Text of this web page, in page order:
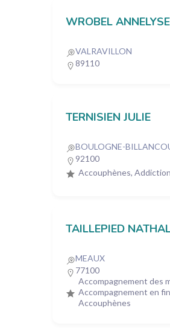
WROBEL ANNELYSE
VALRAVILLON
89110
TERNISIEN JULIE
BOULOGNE-
92100
Accouphènes,
TAILLEPIED
MEAUX
77100
Accompagnement des
Accompagnement en
Accouphènes